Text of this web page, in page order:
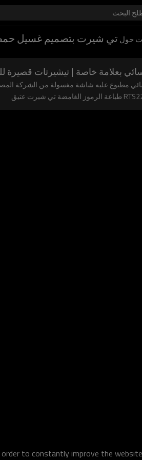
البحث
حول تي شيرت بتصميم غسيل
بعلامة خاصة | تيشيرتات
عليه شاشة مغسولة من الشركة المصنعة، قميص قصير، 100% قطن، رقبة
to constantly improve the